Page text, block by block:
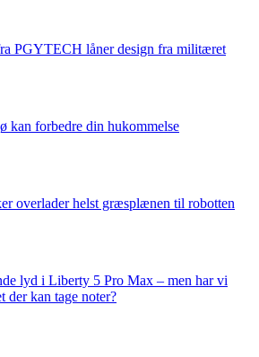
PGYTECH låner design fra militæret
kan forbedre din hukommelse
overlader helst græsplænen til robotten
lyd i Liberty 5 Pro Max – men har vi
der kan tage noter?